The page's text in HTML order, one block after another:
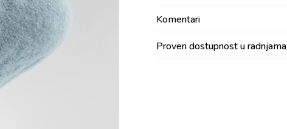
Komentari
Proveri dostupnost u radnjama